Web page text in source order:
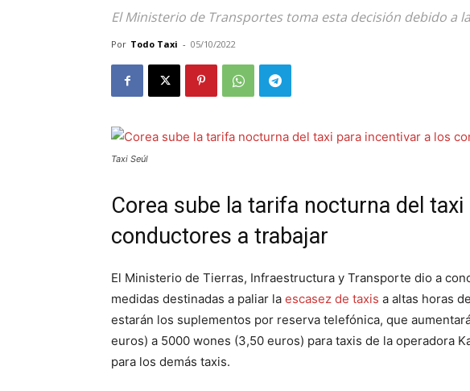
El Ministerio de Transportes toma esta decisión debido a
Por Todo Taxi - 05/10/2022
Taxi Seúl
Corea sube la tarifa nocturna del
conductores a trabajar
El Ministerio de Tierras, Infraestructura y Transporte dio a
medidas destinadas a paliar la escasez de taxis a altas horas
estarán los suplementos por reserva telefónica, que
euros) a 5000 wones (3,50 euros) para taxis de la operadora
para los demás taxis.